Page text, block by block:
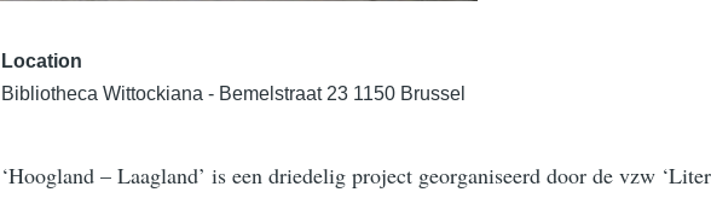
Location
Bibliotheca Wittockiana - Bemelstraat 23 1150 Brussel
‘Hoogland – Laagland’ is een driedelig project georganiseerd door de vzw